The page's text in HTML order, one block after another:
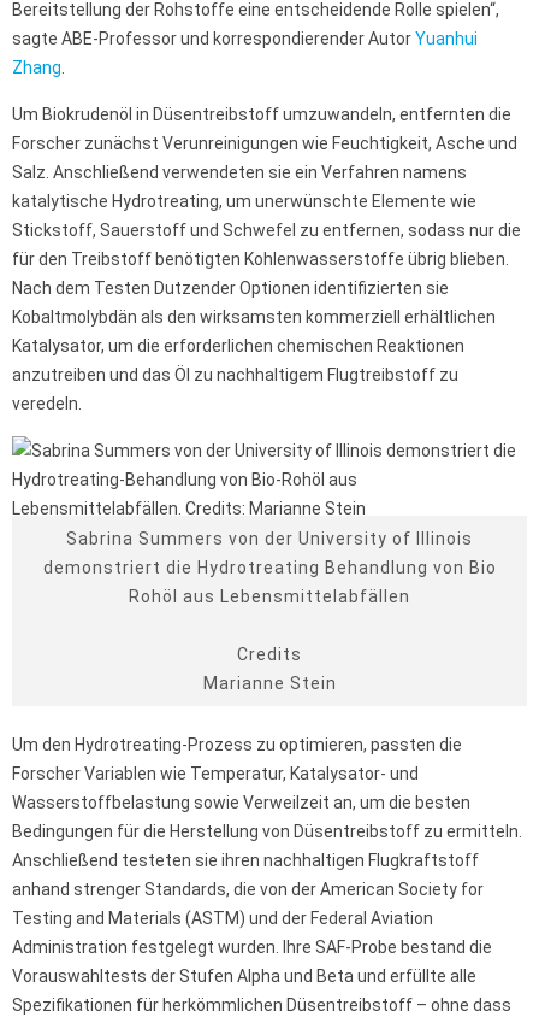
Bereitstellung der Rohstoffe eine entscheidende Rolle spielen“,
sagte ABE-Professor und korrespondierender AutorYuanhui
Zhang
Um Biokrudenöl in Düsentreibstoff umzuwandeln, entfernten die
Forscher zunächst Verunreinigungen wie Feuchtigkeit, Asche und
Salz. Anschließend verwendeten sie ein Verfahren namens
katalytische Hydrotreating, um unerwünschte Elemente wie
Stickstoff, Sauerstoff und Schwefel zu entfernen, sodass nur die
für den Treibstoff benötigten Kohlenwasserstoffe übrig blieben.
Nach dem Testen Dutzender Optionen identifizierten sie
Kobaltmolybdän als den wirksamsten kommerziell erhältlichen
Katalysator, um die erforderlichen chemischen Reaktionen
anzutreiben und das Öl zu nachhaltigem Flugtreibstoff zu
veredeln.
Sabrina Summers von der University of Illinois
demonstriert die Hydrotreating Behandlung von Bio
Rohöl aus Lebensmittelabfällen
Credits
Marianne Stein
Um den Hydrotreating-Prozess zu optimieren, passten die
Forscher Variablen wie Temperatur, Katalysator- und
Wasserstoffbelastung sowie Verweilzeit an, um die besten
Bedingungen für die Herstellung von Düsentreibstoff zu ermitteln.
Anschließend testeten sie ihren nachhaltigen Flugkraftstoff
anhand strenger Standards, die von der American Society for
Testing and Materials (ASTM) und der Federal Aviation
Administration festgelegt wurden. Ihre SAF-Probe bestand die
Vorauswahltests der Stufen Alpha und Beta und erfüllte alle
Spezifikationen für herkömmlichen Düsentreibstoff – ohne dass